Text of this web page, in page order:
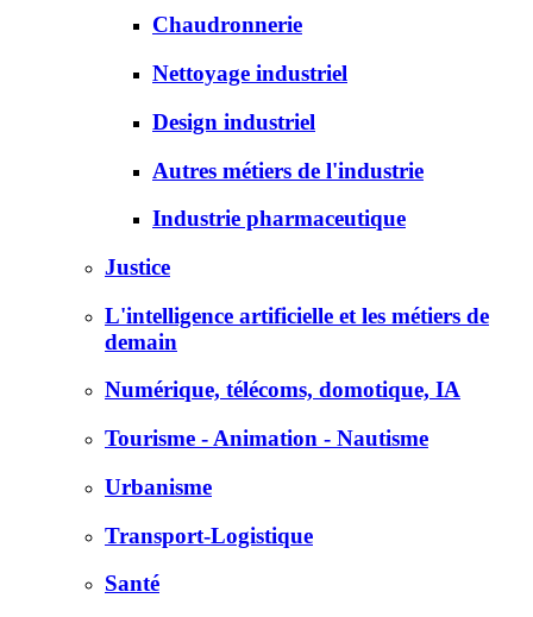
Chaudronnerie
Nettoyage industriel
Design industriel
Autres métiers de l'industrie
Industrie pharmaceutique
Justice
L'intelligence artificielle et les métiers de
demain
Numérique, télécoms, domotique, IA
Tourisme - Animation - Nautisme
Urbanisme
Transport-Logistique
Santé